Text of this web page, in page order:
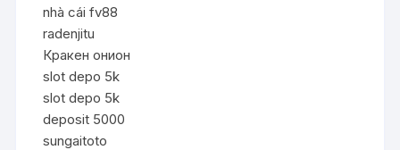
nhà cái fv88
radenjitu
Кракен онион
slot depo 5k
slot depo 5k
deposit 5000
sungaitoto